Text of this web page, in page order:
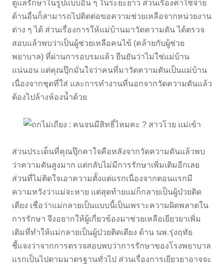
ดูแลรักษาในรูปแบบอื่น ๆ ในระยะยาว ส่วนเรื่องค่าใช้จ่าย
ด้านอื่นก็สามารถไปติดต่อขอความช่วยเหลือจากหน่วยงาน
ต่าง ๆ ได้ ส่วนเรื่องการให้แม่บ้านมาวัดความดัน ได้ตรวจ
สอบแล้วพบว่าเป็นผู้ช่วยเหลือคนไข้ (คล้ายกับผู้ช่วย
พยาบาล) ที่ผ่านการอบรมแล้ว ยืนยันว่าไม่ใช่แม่บ้าน
แน่นอน แต่คุณปุ๊กมั่นใจว่าคนที่มาวัดความดันเป็นแม่บ้าน
เนื่องจากชุดที่ใส่ และการทำงานที่นอกจากวัดความดันแล้ว
ต้องไปล้างห้องน้ำด้วย
ส่วนประเด็นที่คุณปุ๊กคาใจคือหลังจากวัดความดันแล้วพบ
ว่าความดันสูงมาก แต่กลับไม่มีการรักษาเพิ่มเติมอีกเลย
ส่วนที่ไม่ติดใจเอาความตั้งแต่แรกเนื่องจากตอนแรกมี
ความหวังว่าแม่จะหาย แต่สุดท้ายแม่ก็กลายเป็นผู้ป่วยติด
เตียง เชื่อว่าแม่กลายเป็นแบบนี้เป็นเพราะความผิดพลาดใน
การรักษา จึงอยากให้ผู้เกี่ยวข้องมาช่วยเหลือเยียวยาเพิ่ม
เติมที่ทำให้แม่กลายเป็นผู้ป่วยติดเตียง ด้าน นพ.รุ่งฤทัย
ชี้แจงว่าจากการตรวจสอบพบว่าการรักษาของโรงพยาบาล
แรกเป็นไปตามมาตรฐานทั่วไป ส่วนเรื่องการเยียวยาอาจจะ